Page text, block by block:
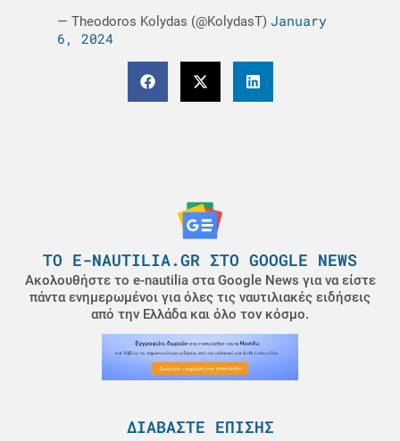
— Theodoros Kolydas (@KolydasT) January
6, 2024
ΤΟ E-NAUTILIA.GR ΣΤΟ GOOGLE NEWS
Ακολουθήστε το e-nautilia στα Google News για να είστε
πάντα ενημερωμένοι για όλες τις ναυτιλιακές ειδήσεις
από την Ελλάδα και όλο τον κόσμο.
ΔΙΑΒΆΣΤΕ ΕΠΊΣΗΣ